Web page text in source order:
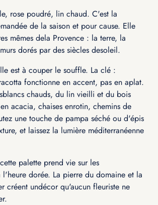
rose poudré, lin chaud. C'est la
de la saison et pour cause. Elle
mêmes dela Provence : la terre, la
dorés par des siècles desoleil.
est à couper le souffle. La clé :
fonctionne en accent, pas en aplat.
chauds, du lin vieilli et du bois
acacia, chaises enrotin, chemins de
une touche de pampa séché ou d'épis
et laissez la lumière méditerranéenne
palette prend vie sur les
l'heure dorée. La pierre du domaine et la
créent undécor qu'aucun fleuriste ne